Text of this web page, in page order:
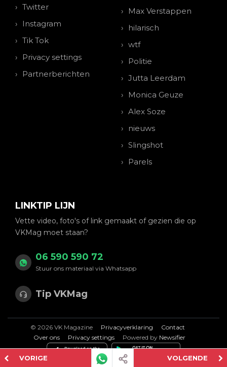
VORIGE VOLGENDE
Twitter
Instagram
Tik Tok
Privacy settings
Partnerberichten
Max Verstappen
hilarisch
wtf
Politie
Jutta Leerdam
Monica Geuze
Alex Soze
nieuws
Slingshot
Parels
LINKTIP LIJN
Vette video, foto's of link gemaakt of gezien die op
VKMag moet staan?
06 590 590 72
Stuur ons materiaal via Whatsapp
Tip VKMag
© 2026 VK Magazine Privacyverklaring
Contact
Over ons
Privacy settings Powered by Newsifier